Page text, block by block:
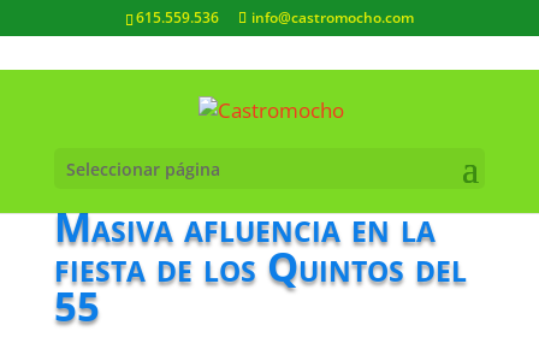
615.559.536 info@castromocho.com
Seleccionar página
Masiva afluencia en la
fiesta de los Quintos del
55